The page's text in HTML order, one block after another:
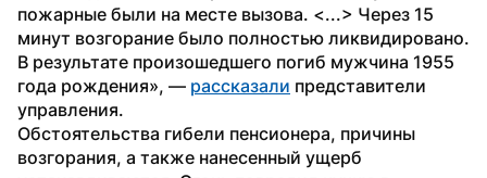
пожарные были на месте вызова. <...> Через 15
минут возгорание было полностью ликвидировано.
В результате произошедшего погиб мужчина 1955
года рождения», — рассказали представители
управления.
Обстоятельства гибели пенсионера, причины
возгорания, а также нанесенный ущерб